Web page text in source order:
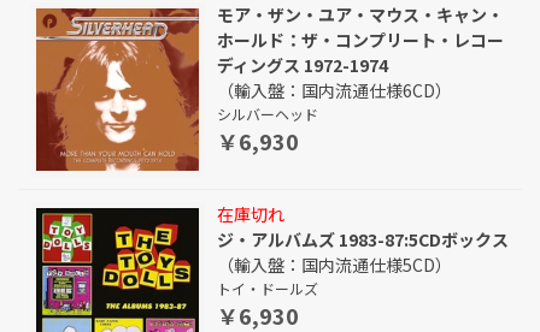
モア・ザン・ユア・マウス・キャン・
ホールド：ザ・コンプリート・レコー
ディングス 1972-1974
（輸入盤：国内流通仕様6CD）
シルバーヘッド
￥6,930
在庫切れ
ジ・アルバムズ 1983-87:5CDボックス
（輸入盤：国内流通仕様5CD）
トイ・ドールズ
￥6,930